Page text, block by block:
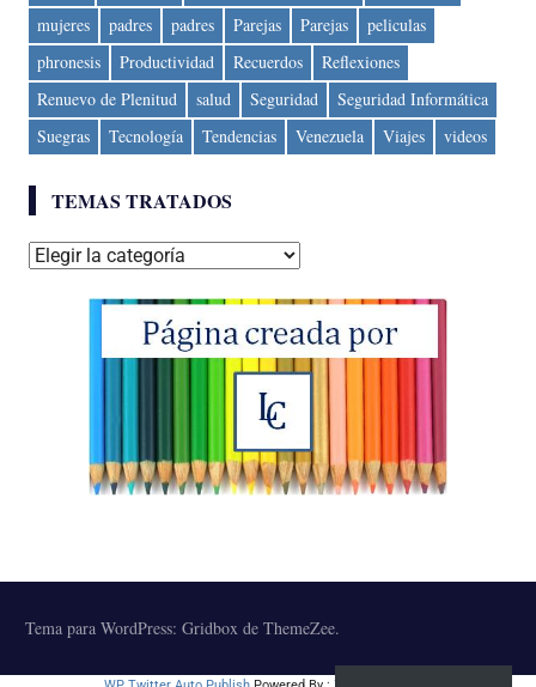
mujeres
padres padres Parejas Parejas
peliculas
phronesis
Productividad Recuerdos
Reflexiones
Renuevo de Plenitud
salud Seguridad
Seguridad Informática
Suegras
Tecnología Tendencias Venezuela Viajes videos
TEMAS TRATADOS
Temas
Tema para WordPress: Gridbox de ThemeZee.